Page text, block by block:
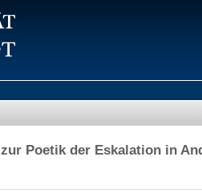
Poetik der Eskalation in